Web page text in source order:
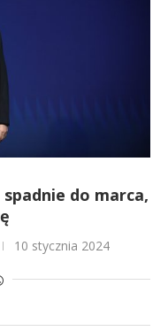
do marca,
10 stycznia 2024